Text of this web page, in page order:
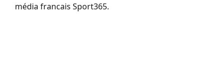
média francais Sport365.